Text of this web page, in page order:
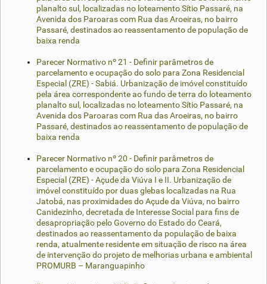
planalto sul, localizadas no loteamento Sítio Passaré, na
Avenida dos Paroaras com Rua das Aroeiras, no bairro
Passaré, destinados ao reassentamento de população de
baixa renda
Parecer Normativo nº 21 - Definir parâmetros de
parcelamento e ocupação do solo para Zona Residencial
Especial (ZRE) - Sabiá. Urbanização de imóvel constituído
pela área correspondente ao fundo de terra do loteamento
planalto sul, localizadas no loteamento Sítio Passaré, na
Avenida dos Paroaras com Rua das Aroeiras, no bairro
Passaré, destinados ao reassentamento de população de
baixa renda
Parecer Normativo nº 20 - Definir parâmetros de
parcelamento e ocupação do solo para Zona Residencial
Especial (ZRE) - Açude da Viúva I e II. Urbanização de
imóvel constituído por duas glebas localizadas na Rua
Jatobá, nas proximidades do Açude da Viúva, no bairro
Canidezinho, decretada de Interesse Social para fins de
desapropriação pelo Governo do Estado do Ceará,
destinados ao reassentamento da população de baixa
renda, atualmente residente em situação de risco na área
de intervenção do projeto de melhorias urbana e ambiental
PROMURB – Maranguapinho